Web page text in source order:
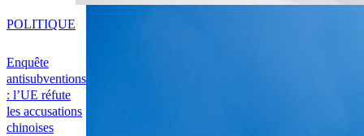
Enquête
antisubventions
: l’UE réfute
les accusations
chinoises
POLITIQUE